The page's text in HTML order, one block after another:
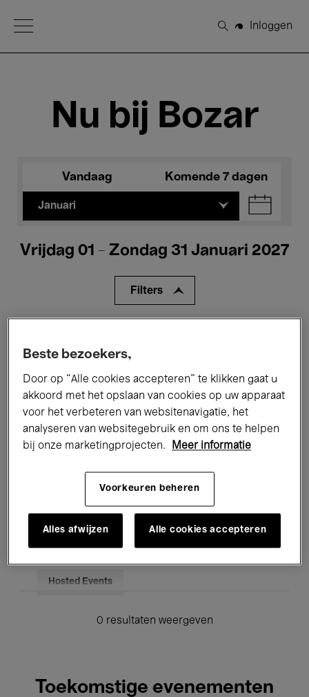
Open Menu
Zoeken
Inloggen
Nu bij Bozar
Vandaag Komende 7 dagen
Januari
Vrijdag 01 - Zondag 31 Januari 2027
Filters
Performances Lezingen & Debatten
Jazz Klassieke Muziek Global Music
Onderwijs Rondleidingen
Hosted Events
0 resultaten weergeven
Toekomstige evenementen
Beste bezoekers,
Door op “Alle cookies accepteren” te klikken gaat u
akkoord met het opslaan van cookies op uw apparaat
voor het verbeteren van websitenavigatie, het
analyseren van websitegebruik en om ons te helpen
bij onze marketingprojecten.
Meer informatie
Voorkeuren beheren
Alles afwijzen Alle cookies accepteren